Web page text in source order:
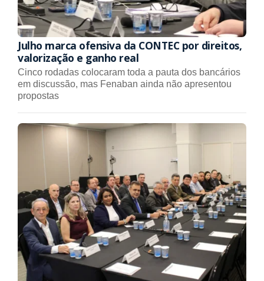
Julho marca ofensiva da CONTEC por direitos,
valorização e ganho real
Cinco rodadas colocaram toda a pauta dos bancários
em discussão, mas Fenaban ainda não apresentou
propostas